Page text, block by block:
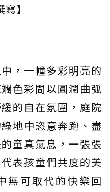
】
，一幢多彩明亮的
色彩間以圓潤曲弧
的自在氛圍，庭院
地中恣意奔跑、盡
童真氣息，一張張
表孩童們共度的美
無可取代的快樂回